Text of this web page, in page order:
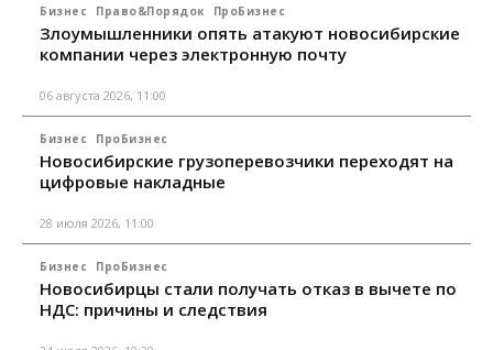
Бизнес Право&Порядок ПроБизнес
Злоумышленники опять атакуют новосибирские
компании через электронную почту
06 августа 2026, 11:00
Бизнес ПроБизнес
Новосибирские грузоперевозчики переходят на
цифровые накладные
28 июля 2026, 11:00
Бизнес ПроБизнес
Новосибирцы стали получать отказ в вычете по
НДС: причины и следствия